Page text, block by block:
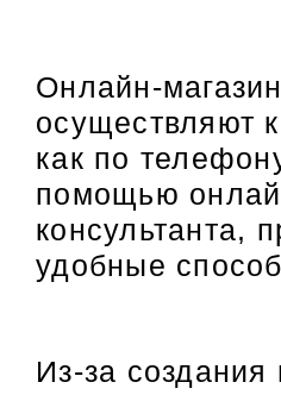
Онлайн-
осуществляют
как по
помощью
консультанта,
удобные
Из-за